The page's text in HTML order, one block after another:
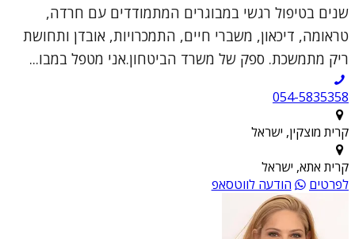
שנים בטיפול רגשי במבוגרים המתמודדים עם חרדה,
טראומה, דיכאון, משברי חיים, התמכרויות, אובדן ותחושת
ריק מתמשכת. ספק של משרד הביטחון.אני מטפל במבו...
054-5835358
קרית מוצקין, ישראל
קרית אתא, ישראל
לפרטים
הודעה לווטסאפ